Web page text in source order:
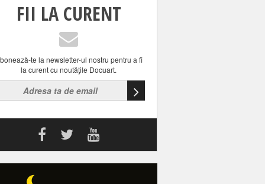
FII LA CURENT
te la newsletter-ul nostru pentru a fi
la curent cu noutăţile Docuart.